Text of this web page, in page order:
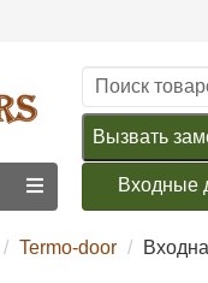
Вызвать
Входные
Termo-door